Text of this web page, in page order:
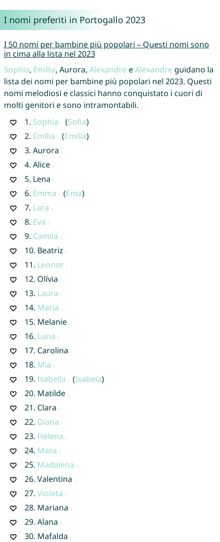
I nomi preferiti in Portogallo 2023
I 50 nomi per bambine più popolari – Questi nomi sono
in cima alla lista nel 2023
Sophia, Emília, Aurora, Alexandre eAlexandre guidano la
lista dei nomi per bambine più popolari nel 2023. Questi
nomi melodiosi e classici hanno conquistato i cuori di
molti genitori e sono intramontabili.
1. Sophia (Sofia)
2. Emília (Emilia)
3. Aurora
4. Alice
5. Lena
6. Emma (Ema)
7. Lara
8. Eva
9. Camila
10. Beatriz
11. Leonor
12. Olívia
13. Laura
14. Maria
15. Melanie
16. Luna
17. Carolina
18. Mia
19. Isabella (Isabela)
20. Matilde
21. Clara
22. Diana
23. Helena
24. Mara
25. Madalena
26. Valentina
27. Violeta
28. Mariana
29. Alana
30. Mafalda